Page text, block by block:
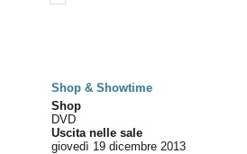
Shop & Showtime
Shop
DVD
Uscita nelle sale
giovedì 19 dicembre 2013